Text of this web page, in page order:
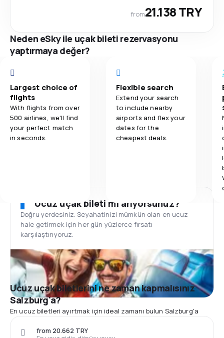
from21.138 TRY
Neden eSky ile uçak bileti rezervasyonu
yaptırmaya değer?
Largest choice of
flights
With flights from over
500 airlines, we'll find
your perfect match
in seconds.
Flexible search
Extend your search
to include nearby
airports and flex your
dates for the
cheapest deals.
Ucuz uçak bileti mi arıyorsunuz?
Doğru yerdesiniz. Seyahatinizi mümkün olan en ucuz
hale getirmek için her gün yüzlerce fırsatı
karşılaştırıyoruz.
Ucuz uçak biletlerini ne zaman kapmalısınız
Salzburg'a?
En ucuz biletleri ayırtmak için ideal zamanı bulun Salzburg'a
from 20.662 TRY